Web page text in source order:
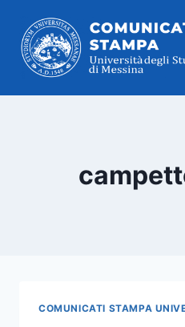
contenuto
COMUNICATI STAMPA